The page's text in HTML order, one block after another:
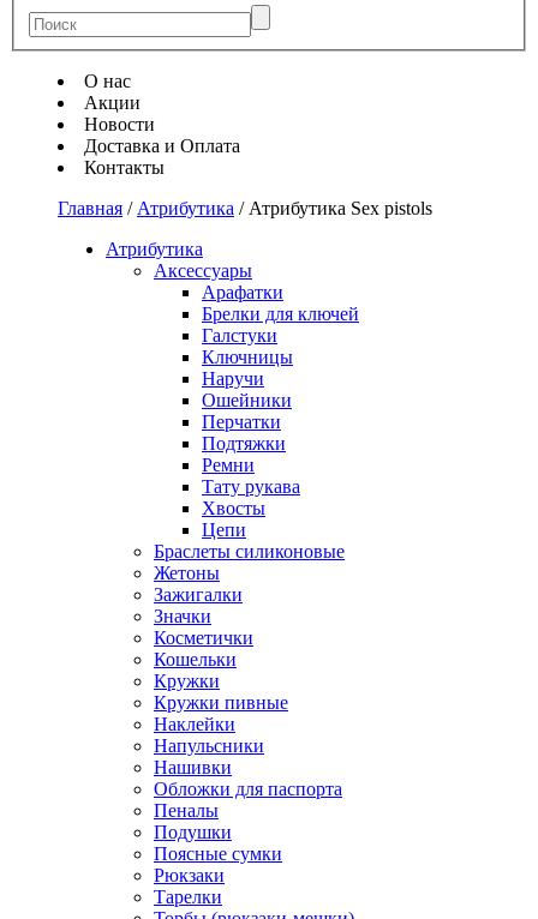
О нас
Акции
Новости
Доставка и Оплата
Контакты
Главная / Атрибутика / Атрибутика Sex pistols
Атрибутика
Аксессуары
Арафатки
Брелки для ключей
Галстуки
Ключницы
Наручи
Ошейники
Перчатки
Подтяжки
Ремни
Тату рукава
Хвосты
Цепи
Браслеты силиконовые
Жетоны
Зажигалки
Значки
Косметички
Кошельки
Кружки
Кружки пивные
Наклейки
Напульсники
Нашивки
Обложки для паспорта
Пеналы
Подушки
Поясные сумки
Рюкзаки
Тарелки